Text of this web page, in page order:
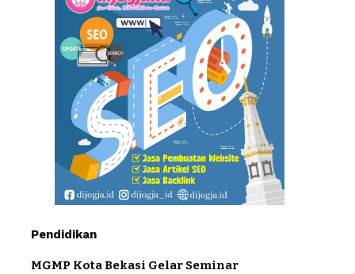
Pendidikan
MGMP Kota Bekasi Gelar Seminar